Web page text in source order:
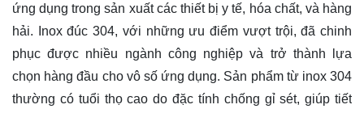
ứng dụng trong sản xuất các thiết bị y tế, hóa chất, và hàng
hải. Inox đúc 304, với những ưu điểm vượt trội, đã chinh
phục được nhiều ngành công nghiệp và trở thành lựa
chọn hàng đầu cho vô số ứng dụng. Sản phẩm từ inox 304
thường có tuổi thọ cao do đặc tính chống gỉ sét, giúp tiết